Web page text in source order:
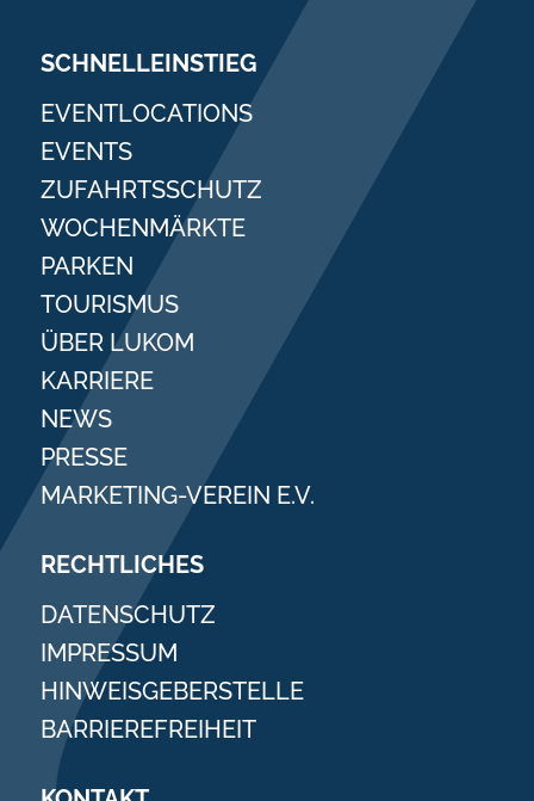
SCHNELLEINSTIEG
EVENTLOCATIONS
EVENTS
ZUFAHRTSSCHUTZ
WOCHENMÄRKTE
PARKEN
TOURISMUS
ÜBER LUKOM
KARRIERE
NEWS
PRESSE
MARKETING-VEREIN E.V.
RECHTLICHES
DATENSCHUTZ
IMPRESSUM
HINWEISGEBERSTELLE
BARRIEREFREIHEIT